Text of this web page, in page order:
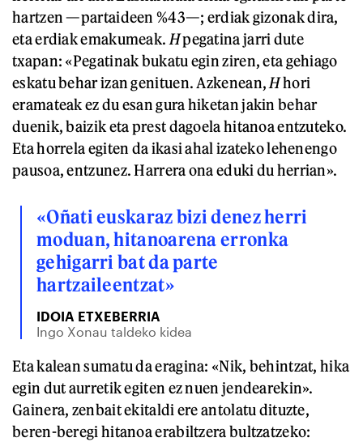
hartzen —partaideen %43—; erdiak gizonak dira,
eta erdiak emakumeak. Hpegatina jarri dute
txapan: «Pegatinak bukatu egin ziren, eta gehiago
eskatu behar izan genituen. Azkenean, Hhori
eramateak ez du esan gura hiketan jakin behar
duenik, baizik eta prest dagoela hitanoa entzuteko.
Eta horrela egiten da ikasi ahal izateko lehenengo
pausoa, entzunez. Harrera ona eduki du herrian».
«Oñati euskaraz bizi denez herri
moduan, hitanoarena erronka
gehigarri bat da parte
hartzaileentzat»
IDOIA ETXEBERRIA
Ingo Xonau taldeko kidea
Eta kalean sumatu da eragina: «Nik, behintzat, hika
egin dut aurretik egiten ez nuen jendearekin».
Gainera, zenbait ekitaldi ere antolatu dituzte,
beren-beregi hitanoa erabiltzera bultzatzeko: